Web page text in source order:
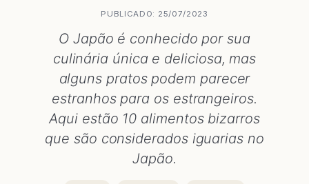
PUBLICADO: 25/07/2023
O Japão é conhecido por sua
culinária única e deliciosa, mas
alguns pratos podem parecer
estranhos para os estrangeiros.
Aqui estão 10 alimentos bizarros
que são considerados iguarias no
Japão.